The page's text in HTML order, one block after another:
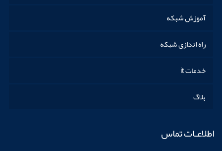
آموزش شبکه
راه اندازی شبکه
خدمات it
بلاگ
اطلاعـات تماس